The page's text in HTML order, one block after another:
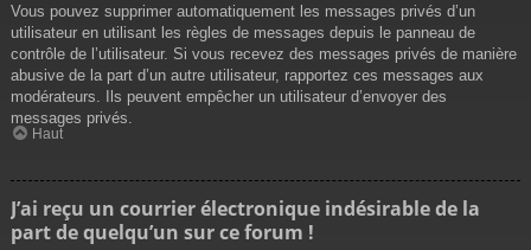
Vous pouvez supprimer automatiquement les messages privés d’un
utilisateur en utilisant les règles de messages depuis le panneau de
contrôle de l’utilisateur. Si vous recevez des messages privés de manière
abusive de la part d’un autre utilisateur, rapportez ces messages aux
modérateurs. Ils peuvent empêcher un utilisateur d’envoyer des
messages privés.
Haut
J’ai reçu un courrier électronique indésirable de la
part de quelqu’un sur ce forum !